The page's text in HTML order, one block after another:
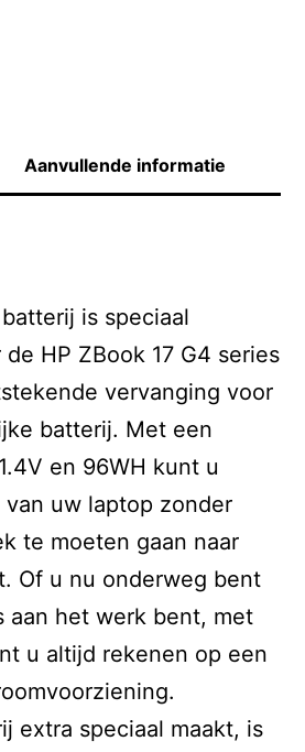
Aanvullende informatie
is speciaal
HP ZBook 17 G4 series
vervanging voor
batterij. Met een
en 96WH kunt u
uw laptop zonder
te moeten gaan naar
Of u nu onderweg bent
aan het werk bent, met
u altijd rekenen op een
extra speciaal maakt, is